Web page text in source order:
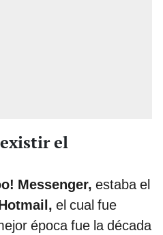
el
Messenger, estaba el
el cual fue
época fue la década